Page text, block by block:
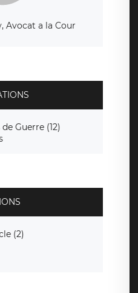
Avocat a la Cour
Guerre (12)
(2)